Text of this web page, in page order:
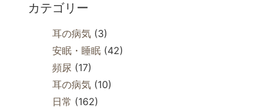
カテゴリー
耳の病気 (3)
安眠・睡眠 (42)
頻尿 (17)
耳の病気 (10)
日常 (162)